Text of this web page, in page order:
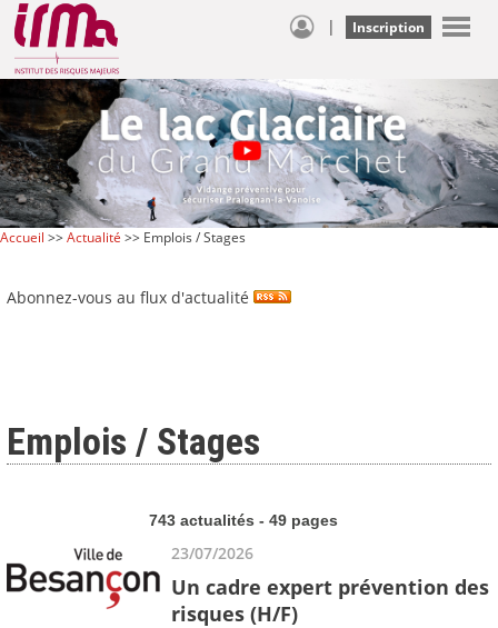
| Inscription
Accueil >>Actualité >> Emplois / Stages
Abonnez-vous au flux d'actualité
Emplois / Stages
743 actualités - 49 pages
23/07/2026
Un cadre expert prévention des
risques (H/F)